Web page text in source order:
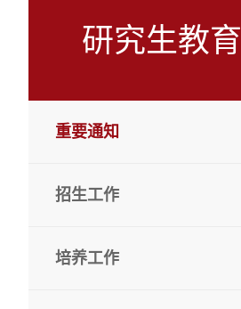
研究生教育
重要通知
招生工作
培养工作